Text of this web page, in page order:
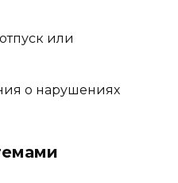
или
о нарушениях